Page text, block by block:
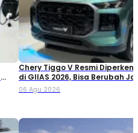
Chery Tiggo V Resmi
di GIIAS 2026, Bisa Berubah
Double Cabin
06 Agu 2026